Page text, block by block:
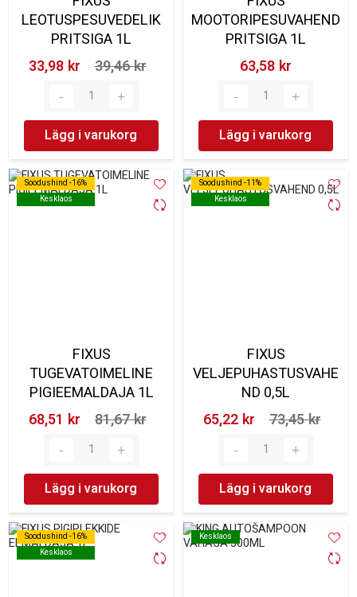
LEOTUSPESUVEDELIK
PRITSIGA 1L
33,98 kr‎
39,46 kr‎
Lägg i varukorg
MOOTORIPESUVAHEND
PRITSIGA 1L
63,58 kr‎
Lägg i varukorg
Soodushind -16%
Kesklaos
Soodushind -16%
Kesklaos
FIXUS
TUGEVATOIMELINE
PIGIEEMALDAJA 1L
68,51 kr‎
81,67 kr‎
Lägg i varukorg
Soodushind -11%
Kesklaos
Soodushind -11%
Kesklaos
FIXUS
VELJEPUHASTUSVAHE
ND 0,5L
65,22 kr‎
73,45 kr‎
Lägg i varukorg
Soodushind -16%
Kesklaos
Soodushind -16%
Kesklaos
Kesklaos
Kesklaos